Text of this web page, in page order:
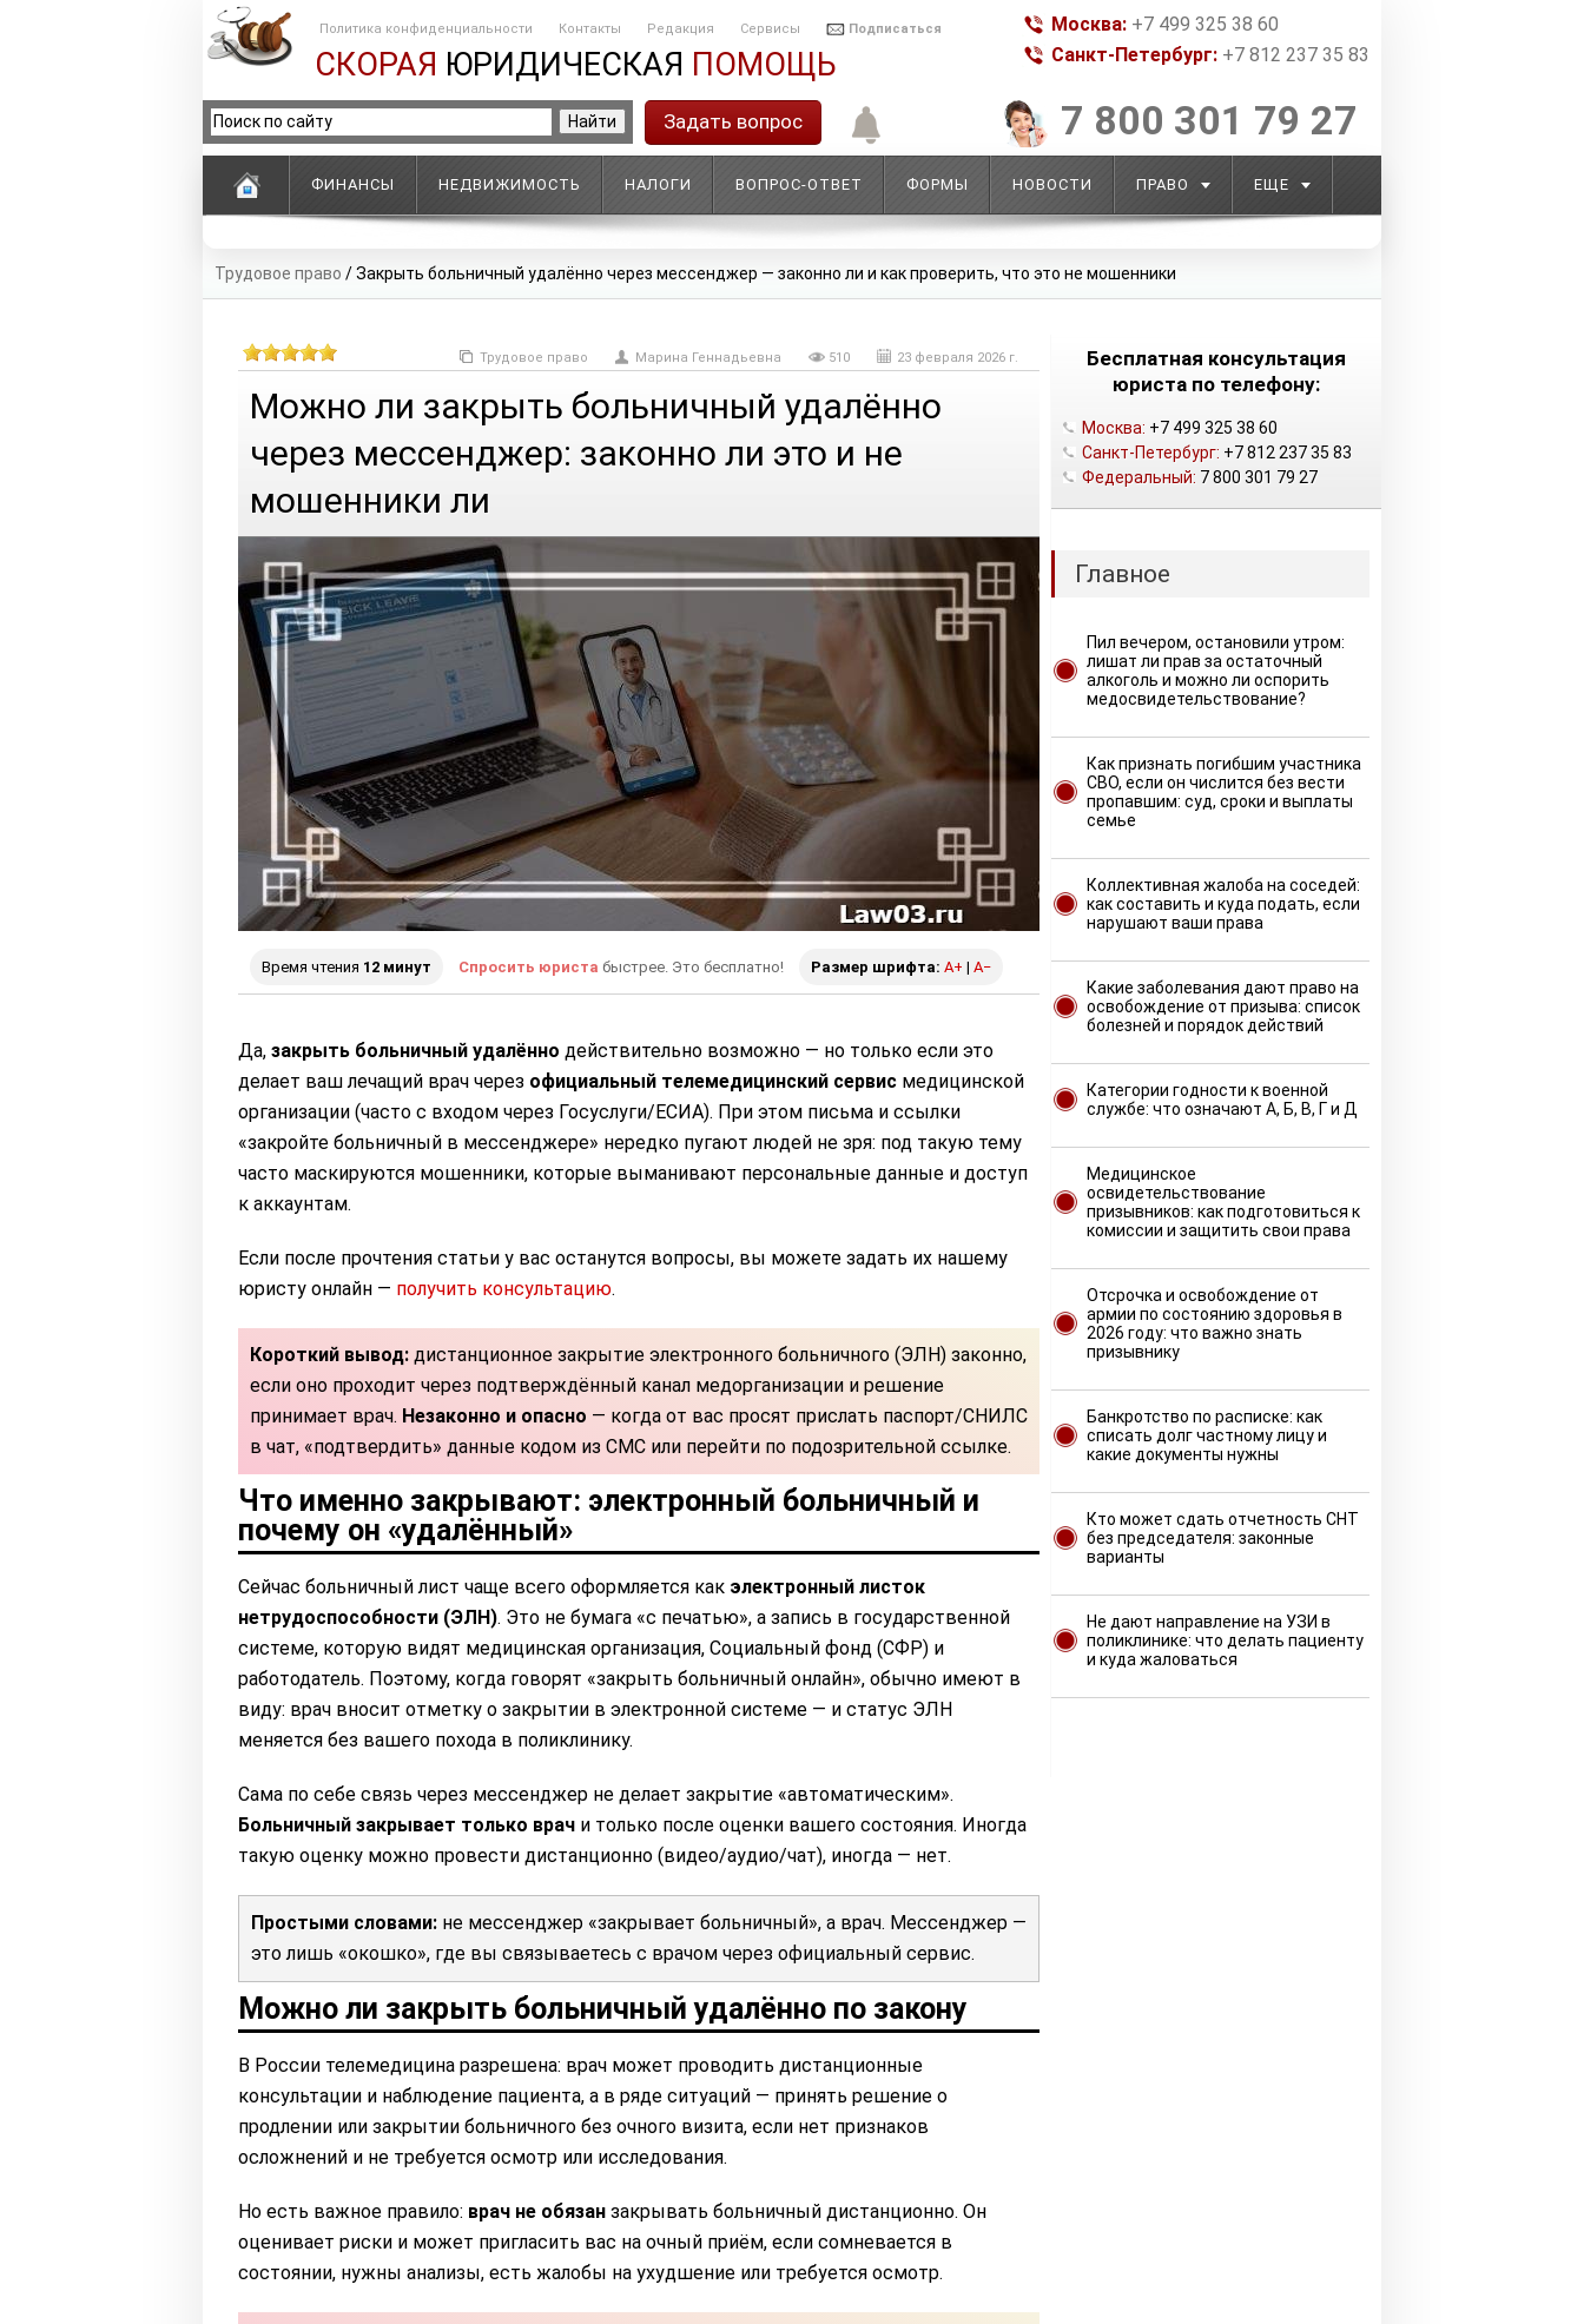
Политика конфиденциальности Контакты Редакция Сервисы Подписаться
СКОРАЯ ЮРИДИЧЕСКАЯ ПОМОЩЬ
Москва: +7 499 325 38 60
Санкт-Петербург: +7 812 237 35 83
Задать вопрос 7 800 301 79 27
ФИНАНСЫ НЕДВИЖИМОСТЬ НАЛОГИ ВОПРОС-ОТВЕТ ФОРМЫ НОВОСТИ ПРАВО ЕЩЕ
Трудовое право /Закрыть больничный удалённо через мессенджер — законно ли и как проверить, что это не мошенники
Трудовое право Марина Геннадьевна 510 23 февраля 2026 г.
Можно ли закрыть больничный удалённо
через мессенджер: законно ли это и не
мошенники ли
Время чтения 12 минут Спросить юриста быстрее. Это бесплатно! Размер шрифта: A+ | A−
Да, закрыть больничный удалённо действительно возможно — но только если это
делает ваш лечащий врач через официальный телемедицинский сервис медицинской
организации (часто с входом через Госуслуги/ЕСИА). При этом письма и ссылки
«закройте больничный в мессенджере» нередко пугают людей не зря: под такую тему
часто маскируются мошенники, которые выманивают персональные данные и доступ
к аккаунтам.
Если после прочтения статьи у вас останутся вопросы, вы можете задать их нашему
юристу онлайн — получить консультацию.
Короткий вывод: дистанционное закрытие электронного больничного (ЭЛН) законно,
если оно проходит через подтверждённый канал медорганизации и решение
принимает врач. Незаконно и опасно — когда от вас просят прислать паспорт/СНИЛС
в чат, «подтвердить» данные кодом из СМС или перейти по подозрительной ссылке.
Что именно закрывают: электронный больничный и
почему он «удалённый»
Сейчас больничный лист чаще всего оформляется как электронный листок
нетрудоспособности (ЭЛН). Это не бумага «с печатью», а запись в государственной
системе, которую видят медицинская организация, Социальный фонд (СФР) и
работодатель. Поэтому, когда говорят «закрыть больничный онлайн», обычно имеют в
виду: врач вносит отметку о закрытии в электронной системе — и статус ЭЛН
меняется без вашего похода в поликлинику.
Сама по себе связь через мессенджер не делает закрытие «автоматическим».
Больничный закрывает только врач и только после оценки вашего состояния. Иногда
такую оценку можно провести дистанционно (видео/аудио/чат), иногда — нет.
Простыми словами: не мессенджер «закрывает больничный», а врач. Мессенджер —
это лишь «окошко», где вы связываетесь с врачом через официальный сервис.
Можно ли закрыть больничный удалённо по закону
В России телемедицина разрешена: врач может проводить дистанционные
консультации и наблюдение пациента, а в ряде ситуаций — принять решение о
продлении или закрытии больничного без очного визита, если нет признаков
осложнений и не требуется осмотр или исследования.
Но есть важное правило: врач не обязан закрывать больничный дистанционно. Он
оценивает риски и может пригласить вас на очный приём, если сомневается в
состоянии, нужны анализы, есть жалобы на ухудшение или требуется осмотр.
Бесплатная консультация
юриста по телефону:
Москва: +7 499 325 38 60
Санкт-Петербург: +7 812 237 35 83
Федеральный: 7 800 301 79 27
Главное
Пил вечером, остановили утром:
лишат ли прав за остаточный
алкоголь и можно ли оспорить
медосвидетельствование?
Как признать погибшим участника
СВО, если он числится без вести
пропавшим: суд, сроки и выплаты
семье
Коллективная жалоба на соседей:
как составить и куда подать, если
нарушают ваши права
Какие заболевания дают право на
освобождение от призыва: список
болезней и порядок действий
Категории годности к военной
службе: что означают А, Б, В, Г и Д
Медицинское
освидетельствование
призывников: как подготовиться к
комиссии и защитить свои права
Отсрочка и освобождение от
армии по состоянию здоровья в
2026 году: что важно знать
призывнику
Банкротство по расписке: как
списать долг частному лицу и
какие документы нужны
Кто может сдать отчетность СНТ
без председателя: законные
варианты
Не дают направление на УЗИ в
поликлинике: что делать пациенту
и куда жаловаться